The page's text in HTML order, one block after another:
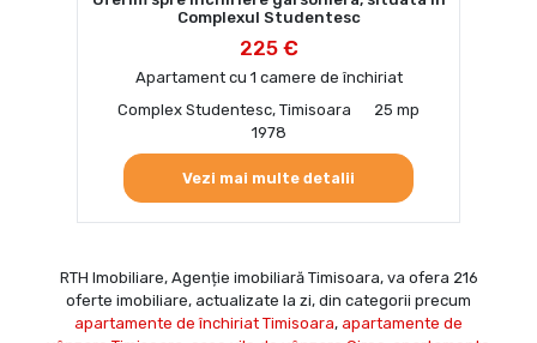
Complexul Studentesc
225 €
Apartament cu 1 camere de închiriat
Complex Studentesc, Timisoara
25 mp
1978
Vezi mai multe detalii
RTH Imobiliare, Agenție imobiliară Timisoara, va ofera 216
oferte imobiliare, actualizate la zi, din categorii precum
apartamente de închiriat Timisoara, apartamente de